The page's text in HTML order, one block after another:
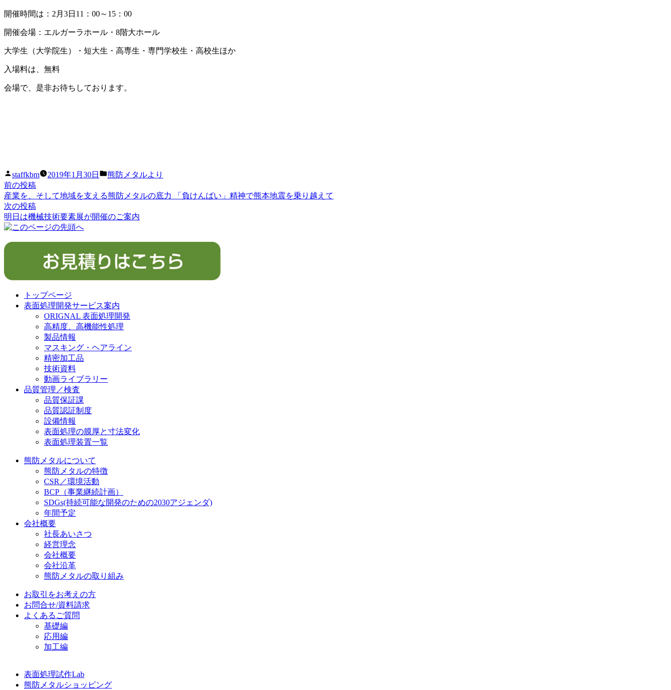
開催時間は：2月3日11：00～15：00
開催会場：エルガーラホール・8階大ホール
大学生（大学院生）・短大生・高専生・専門学校生・高校生ほか
入場料は、無料
会場で、是非お待ちしております。
投
稿
者:
staffkbm 2019年1月30日
カ
ゴ
ー:
熊防メタルより
投
稿
ナ
ゲ
シ
前の投稿前
の
投
稿:
産業を、そして地域を支える熊防メタルの底力 「負けんばい」精神で熊本地震を乗り越えて
次の投稿次
の
投
明日は機械技術要素展が開催のご案内
トップページ
表面処理開発サービス案内
ORIGNAL 表面処理開発
高精度、高機能性処理
製品情報
マスキング・ヘアライン
精密加工品
技術資料
動画ライブラリー
品質管理／検査
品質保証課
品質認証制度
設備情報
表面処理の膜厚と寸法変化
表面処理装置一覧
熊防メタルについて
熊防メタルの特徴
CSR／環境活動
BCP（事業継続計画）
SDGs(持続可能な開発のための2030アジェンダ)
年間予定
会社概要
社長あいさつ
経営理念
会社概要
会社沿革
熊防メタルの取り組み
お取引をお考えの方
お問合せ/資料請求
よくあるご質問
基礎編
応用編
加工編
表面処理試作Lab
熊防メタルショッピング